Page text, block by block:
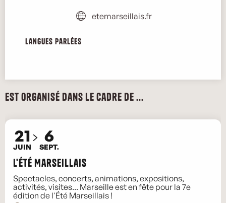
etemarseillais.fr
Langues parlées
Langues parlées
Est organisé dans le cadre de ...
21
JUIN
6
SEPT.
L'Été Marseillais
Spectacles, concerts, animations, expositions,
activités, visites... Marseille est en fête pour la 7e
édition de l'Été Marseillais !